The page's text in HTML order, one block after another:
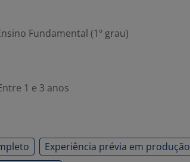
Fundamental (1º grau)
1 e 3 anos
Experiência prévia em produção